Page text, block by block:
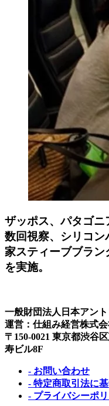
ザッポス、パタゴ
数回視察、シリコ
家スティーブブラ
を実施。
一般財団法人日本アン
運営：仕組み経営株式
〒150-0021 東京都渋谷
寿ビル8F
- お問い合わせ
- 特定商取引法に
- プライバシーポ